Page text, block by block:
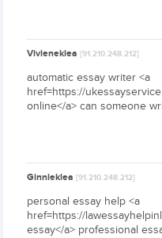
Vivieneklea[91.210.248.212]
automatic essay writer <a
href=https://
online</a> can someone
Ginnieklea[91.210.248.212]
personal essay help <a
href=https://
essay</a> professional